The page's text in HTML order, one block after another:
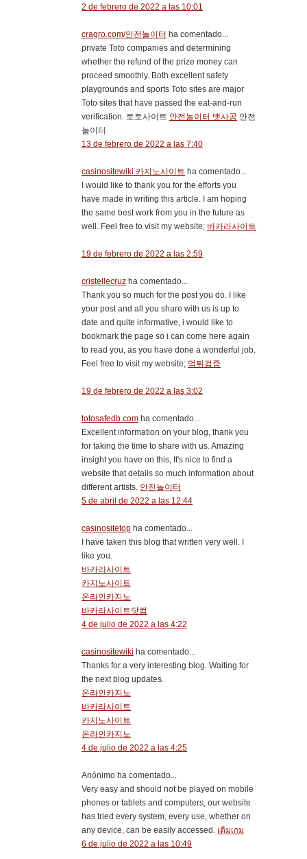
2 de febrero de 2022 a las 10:01
cragro.com/안전놀이터 ha comentado...
private Toto companies and determining
whether the refund of the prize money can
proceed smoothly. Both excellent safety
playgrounds and sports Toto sites are major
Toto sites that have passed the eat-and-run
verification. 토토사이트 안전놀이터 뱃사공 안전
놀이터
13 de febrero de 2022 a las 7:40
casinositewiki 카지노사이트 ha comentado...
I would like to thank you for the efforts you
have made in writing this article. I am hoping
the same best work from you in the future as
well. Feel free to visit my website; 바카라사이트
19 de febrero de 2022 a las 2:59
cristellecruz ha comentado...
Thank you so much for the post you do. I like
your post and all you share with us is up to
date and quite informative, i would like to
bookmark the page so i can come here again
to read you, as you have done a wonderful job.
Feel free to visit my website; 먹튀검증
19 de febrero de 2022 a las 3:02
totosafedb.com ha comentado...
Excellent information on your blog, thank you
for taking the time to share with us. Amazing
insight you have on this, It's nice to find a
website that details so much information about
different artists. 안전놀이터
5 de abril de 2022 a las 12:44
casinositetop ha comentado...
I have taken this blog that written very well. I
like you.
바카라사이트
카지노사이트
온라인카지노
바카라사이트닷컴
4 de julio de 2022 a las 4:22
casinositewiki ha comentado...
Thanks for a very interesting blog. Waiting for
the next blog updates.
온라인카지노
바카라사이트
카지노사이트
온라인카지노
4 de julio de 2022 a las 4:25
Anónimo ha comentado...
Very easy and should not be played on mobile
phones or tablets and computers, our website
has tried every system, every use, whether on
any device, can be easily accessed. เติมเกม
6 de julio de 2022 a las 10:49